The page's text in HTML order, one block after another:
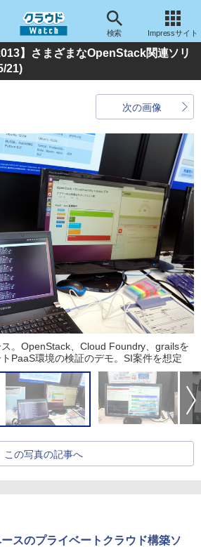
検索 Impressサイト
】さまざまなOpenStack関連ソリ
21)
次の画像
。OpenStack、Cloud Foundry、grailsを
PaaS環境の検証のデモ。SI案件を想定
この写真の記事へ
スのプライベートクラウド構築ソ